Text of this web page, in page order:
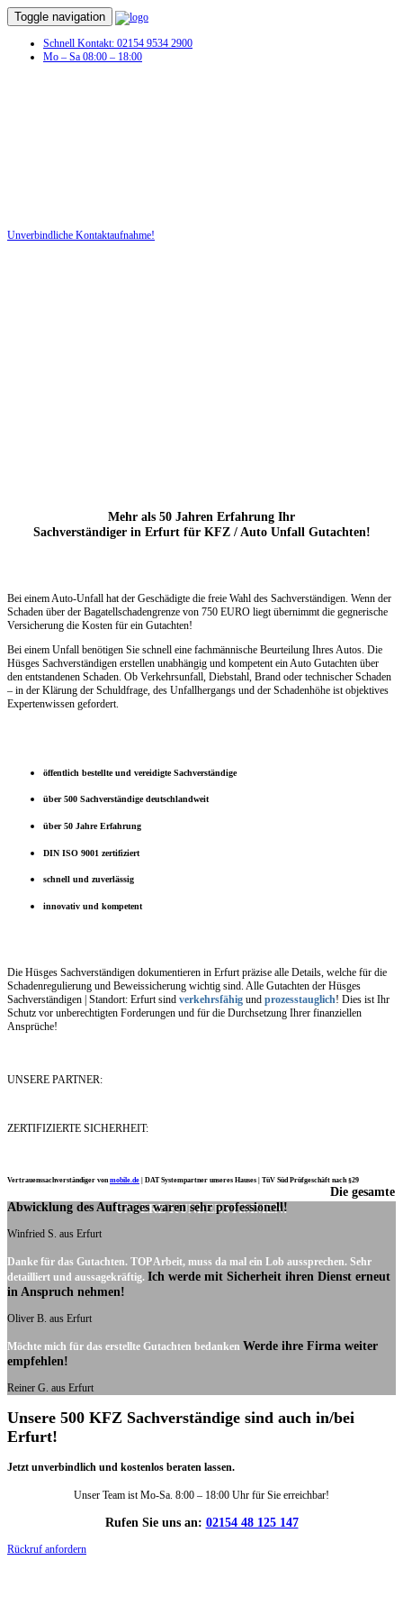
Toggle navigation
Schnell Kontakt: 02154 9534 2900
Mo – Sa 08:00 – 18:00
Unverbindliche Kontaktaufnahme!
Mehr als 50 Jahren Erfahrung Ihr
Sachverständiger in Erfurt für KFZ / Auto Unfall Gutachten!
Bei einem Auto-Unfall hat der Geschädigte die freie Wahl des Sachverständigen. Wenn der
Schaden über der Bagatellschadengrenze von 750 EURO liegt übernimmt die gegnerische
Versicherung die Kosten für ein Gutachten!
Bei einem Unfall benötigen Sie schnell eine fachmännische Beurteilung Ihres Autos. Die
Hüsges Sachverständigen erstellen unabhängig und kompetent ein Auto Gutachten über
den entstandenen Schaden. Ob Verkehrsunfall, Diebstahl, Brand oder technischer Schaden
– in der Klärung der Schuldfrage, des Unfallhergangs und der Schadenhöhe ist objektives
Expertenwissen gefordert.
öffentlich bestellte und vereidigte Sachverständige
über 500 Sachverständige deutschlandweit
über 50 Jahre Erfahrung
DIN ISO 9001 zertifiziert
schnell und zuverlässig
innovativ und kompetent
Die Hüsges Sachverständigen dokumentieren in Erfurt präzise alle Details, welche für die
Schadenregulierung und Beweissicherung wichtig sind. Alle Gutachten der Hüsges
Sachverständigen | Standort: Erfurt sind verkehrsfähig und prozesstauglich! Dies ist Ihr
Schutz vor unberechtigten Forderungen und für die Durchsetzung Ihrer finanziellen
Ansprüche!
UNSERE PARTNER:
ZERTIFIZIERTE SICHERHEIT:
Vertrauenssachverständiger vonmobile.de DAT Systempartner unseres Hauses | TüV Süd Prüfgeschäft nach §29
UNSERE KUNDENSTIMMEN:
Die gesamte
Abwicklung des Auftrages waren sehr professionell!
Winfried S. aus Erfurt
Danke für das Gutachten. TOP Arbeit, muss da mal ein Lob aussprechen. Sehr
detailliert und aussagekräftig. Ich werde mit Sicherheit ihren Dienst erneut
in Anspruch nehmen!
Oliver B. aus Erfurt
Möchte mich für das erstellte Gutachten bedanken Werde ihre Firma weiter
empfehlen!
Reiner G. aus Erfurt
Unsere 500 KFZ Sachverständige sind auch in/bei
Erfurt!
Jetzt unverbindlich und kostenlos beraten lassen.
Unser Team ist Mo-Sa. 8:00 – 18:00 Uhr für Sie erreichbar!
Rufen Sie uns an: 02154 48 125 147
Rückruf anfordern